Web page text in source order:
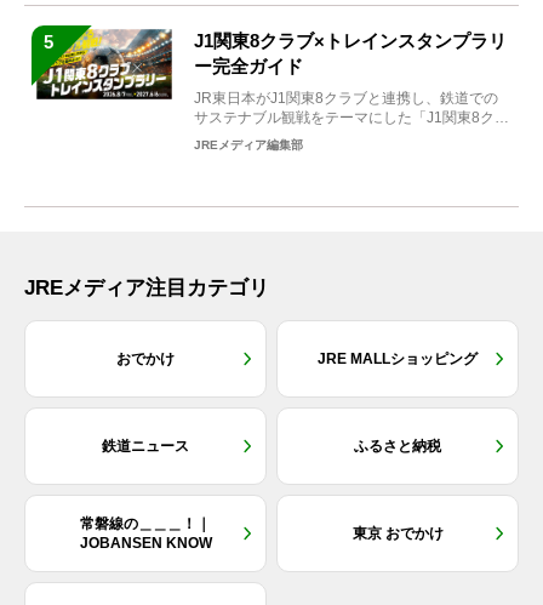
5
J1関東8クラブ×トレインスタンプラリ
ー完全ガイド
JR東日本がJ1関東8クラブと連携し、鉄道での
サステナブル観戦をテーマにした「J1関東8クラ
ブ×トレイン...
JREメディア編集部
JREメディア注目カテゴリ
おでかけ JRE MALLショッピング
鉄道ニュース ふるさと納税
常磐線の＿＿＿！｜
JOBANSEN KNOW
東京 おでかけ